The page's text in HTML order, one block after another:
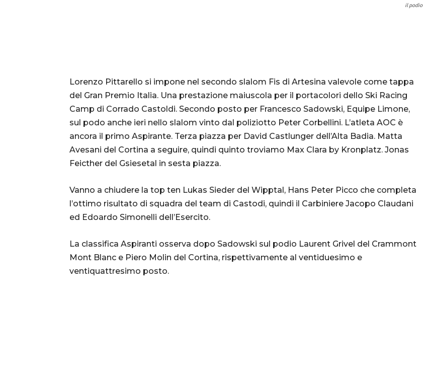
il podio
Lorenzo Pittarello si impone nel secondo slalom Fis di Artesina valevole come tappa
del Gran Premio Italia. Una prestazione maiuscola per il portacolori dello Ski Racing
Camp di Corrado Castoldi. Secondo posto per Francesco Sadowski, Equipe Limone,
sul podo anche ieri nello slalom vinto dal poliziotto Peter Corbellini. L’atleta AOC è
ancora il primo Aspirante. Terza piazza per David Castlunger dell’Alta Badia. Matta
Avesani del Cortina a seguire, quindi quinto troviamo Max Clara by Kronplatz. Jonas
Feicther del Gsiesetal in sesta piazza.
Vanno a chiudere la top ten Lukas Sieder del Wipptal, Hans Peter Picco che completa
l’ottimo risultato di squadra del team di Castodi, quindi il Carbiniere Jacopo Claudani
ed Edoardo Simonelli dell’Esercito.
La classifica Aspiranti osserva dopo Sadowski sul podio Laurent Grivel del Crammont
Mont Blanc e Piero Molin del Cortina, rispettivamente al ventiduesimo e
ventiquattresimo posto.